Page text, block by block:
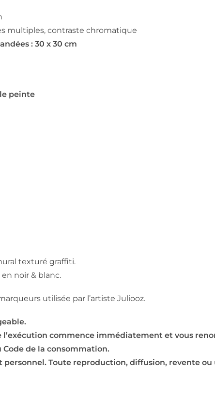
multiples, contraste chromatique
: 30 x 30 cm
peinte
texturé graffiti.
noir & blanc.
utilisée par l’artiste Juliooz.
commence immédiatement et vous
de la consommation.
Toute reproduction, diffusion, revente